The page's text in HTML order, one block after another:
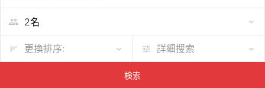
更換排序: 詳細搜索
検索